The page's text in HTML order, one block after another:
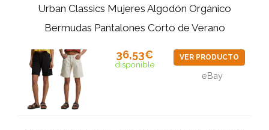
Urban Classics Mujeres Algodón Orgánico
Bermudas Pantalones Corto de Verano
36,53€
disponible
VER PRODUCTO
eBay